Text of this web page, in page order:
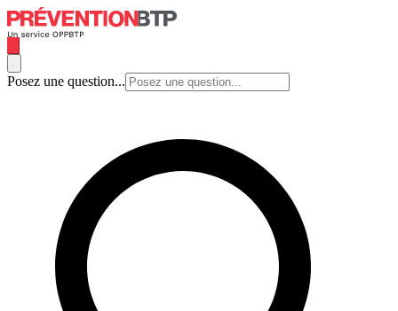
Posez une question...